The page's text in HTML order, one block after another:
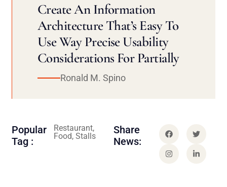
Create An Information
Architecture That’s Easy To
Use Way Precise Usability
Considerations For Partially
Ronald M. Spino
Popular
Tag :
Restaurant,
Food, Stalls
Share
News: